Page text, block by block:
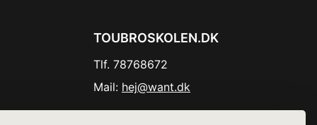
TOUBROSKOLEN.DK
Tlf. 78768672
Mail: hej@want.dk